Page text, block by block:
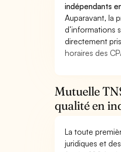
indépendants
Auparavant, la
d’informations
directement
horaires des
Mutuelle
qualité en
La toute
juridiques et